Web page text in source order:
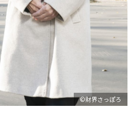
©財界さっぽろ